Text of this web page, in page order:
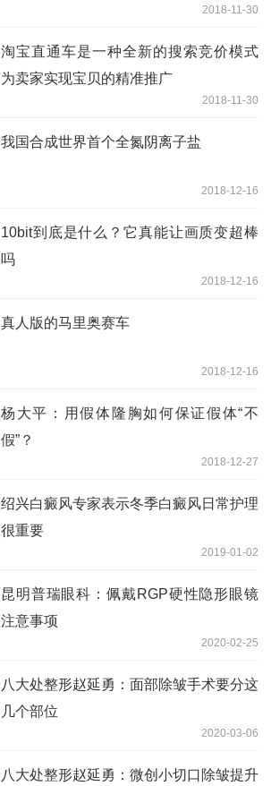
2018-11-30
淘宝直通车是一种全新的搜索竞价模式
为卖家实现宝贝的精准推广
2018-11-30
我国合成世界首个全氮阴离子盐
2018-12-16
10bit到底是什么？它真能让画质变超棒
吗
2018-12-16
真人版的马里奥赛车
2018-12-16
杨大平：用假体隆胸如何保证假体“不
假”？
2018-12-27
绍兴白癜风专家表示冬季白癜风日常护理
很重要
2019-01-02
昆明普瑞眼科：佩戴RGP硬性隐形眼镜
注意事项
2020-02-25
八大处整形赵延勇：面部除皱手术要分这
几个部位
2020-03-06
八大处整形赵延勇：微创小切口除皱提升